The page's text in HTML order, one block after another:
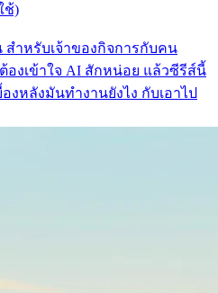
ช้)
สำหรับเจ้าของกิจการกับคน
งเข้าใจ AI สักหน่อย แล้วซีรีส์นี้
งหลังมันทำงานยังไง กับเอาไป